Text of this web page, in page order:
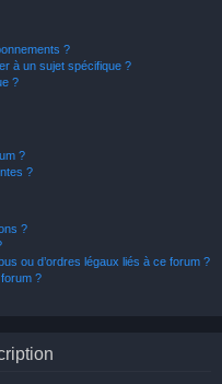
?
à un sujet spécifique ?
?
?
?
?
ou d’ordres légaux liés à ce forum ?
?